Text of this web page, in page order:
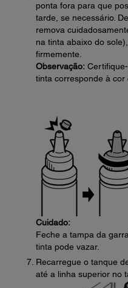
ponta fora para que
tarde, se necessário.
remova
na tinta abaixo do
firmemente.
Observação:
tinta corresponde à cor
Cuidado:
Feche a tampa da
tinta pode vazar.
Recarregue o tanque
até a linha superior no